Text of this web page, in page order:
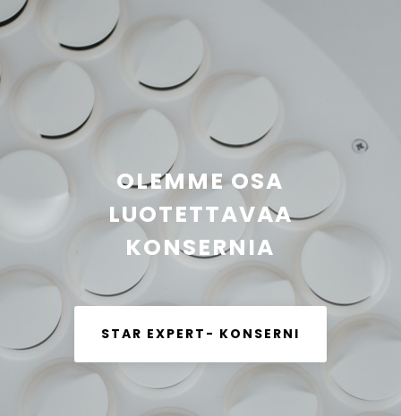
OLEMME OSA
LUOTETTAVAA
KONSERNIA
STAR EXPERT- KONSERNI